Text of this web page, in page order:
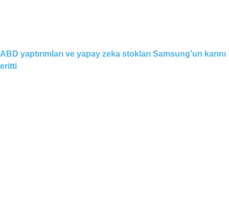
ABD yaptırımları ve yapay zeka stokları Samsung’un karını
eritti